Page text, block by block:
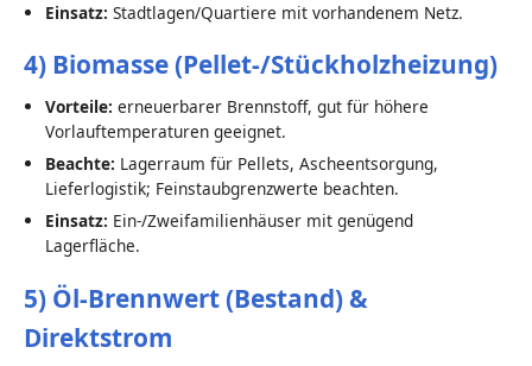
Einsatz: Stadtlagen/Quartiere mit vorhandenem Netz.
4) Biomasse (Pellet-/Stückholzheizung)
Vorteile: erneuerbarer Brennstoff, gut für höhere
Vorlauftemperaturen geeignet.
Beachte: Lagerraum für Pellets, Ascheentsorgung,
Lieferlogistik; Feinstaubgrenzwerte beachten.
Einsatz: Ein-/Zweifamilienhäuser mit genügend
Lagerfläche.
5) Öl-Brennwert (Bestand) &
Direktstrom